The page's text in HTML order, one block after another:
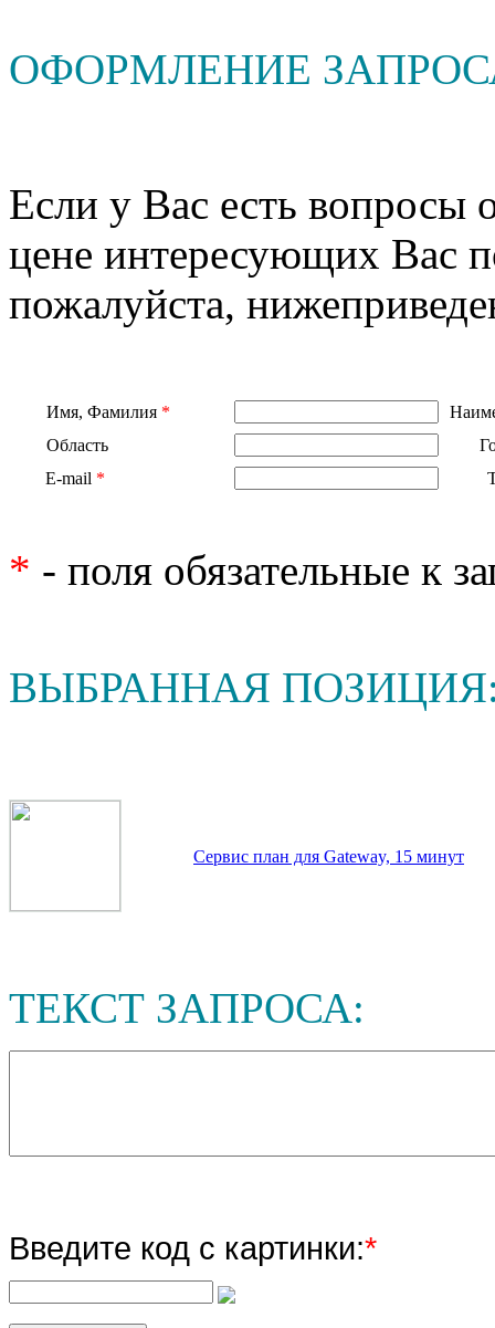
ОФОРМЛЕНИЕ
Если у Вас есть вопросы
цене интересующих Вас
пожалуйста,
Имя, Фамилия *
Область
E-mail *
* - поля обязательные к
ВЫБРАННАЯ
Сервис план для Gateway, 15 минут
ТЕКСТ ЗАПРОСА:
Введите код с картинки:*